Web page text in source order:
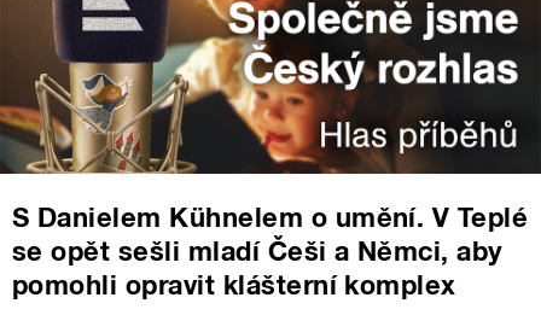
S Danielem Kühnelem o umění. V Teplé
se opět sešli mladí Češi a Němci, aby
pomohli opravit klášterní komplex